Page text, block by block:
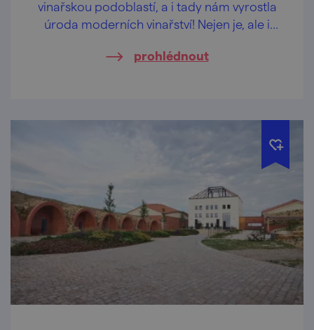
vinařskou podoblastí, a i tady nám vyrostla
úroda moderních vinařství! Nejen je, ale i
sympatická digitální tvůrkyně ze Slovenska –
prohlédnout